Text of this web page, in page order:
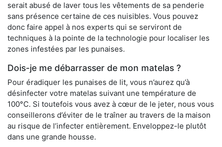
serait abusé de laver tous les vêtements de sa penderie
sans présence certaine de ces nuisibles. Vous pouvez
donc faire appel à nos experts qui se serviront de
techniques à la pointe de la technologie pour localiser les
zones infestées par les punaises.
Dois-je me débarrasser de mon matelas ?
Pour éradiquer les punaises de lit, vous n’aurez qu’à
désinfecter votre matelas suivant une température de
100°C. Si toutefois vous avez à cœur de le jeter, nous vous
conseillerons d’éviter de le traîner au travers de la maison
au risque de l’infecter entièrement. Enveloppez-le plutôt
dans une grande housse.